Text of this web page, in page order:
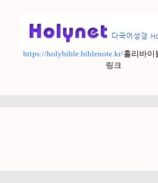
https://holybible.biblenote.kr/홀리바이
링크